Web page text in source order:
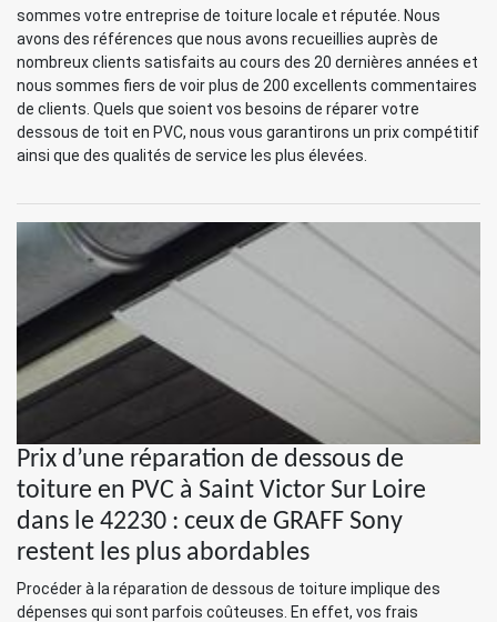
sommes votre entreprise de toiture locale et réputée. Nous
avons des références que nous avons recueillies auprès de
nombreux clients satisfaits au cours des 20 dernières années et
nous sommes fiers de voir plus de 200 excellents commentaires
de clients. Quels que soient vos besoins de réparer votre
dessous de toit en PVC, nous vous garantirons un prix compétitif
ainsi que des qualités de service les plus élevées.
Prix d’une réparation de dessous de
toiture en PVC à Saint Victor Sur Loire
dans le 42230 : ceux de GRAFF Sony
restent les plus abordables
Procéder à la réparation de dessous de toiture implique des
dépenses qui sont parfois coûteuses. En effet, vos frais